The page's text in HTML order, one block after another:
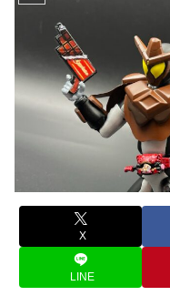
X
LINE